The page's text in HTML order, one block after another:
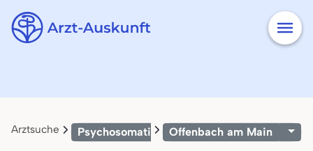
Arztsuche Psychosomatische Medizin und
Offenbach am Main